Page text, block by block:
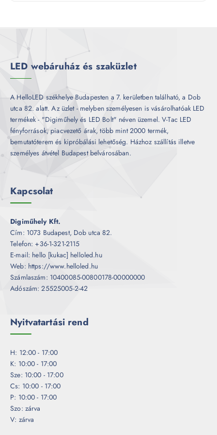
LED webáruház és szaküzlet
A HelloLED székhelye Budapesten a 7. kerületben található, a Dob
utca 82. alatt. Az üzlet - melyben személyesen is vásárolhatóak LED
termékek - "Digiműhely és LED Bolt" néven üzemel. V-Tac LED
fényforrások, piacvezető árak, több mint 2000 termék,
bemutatóterem és kipróbálási lehetőség. Házhoz szállítás illetve
személyes átvétel Budapest belvárosában.
Kapcsolat
Digiműhely Kft.
Cím: 1073 Budapest, Dob utca 82.
Telefon: +36-1-321-2115
E-mail: hello [kukac] helloled.hu
Web: https://www.helloled.hu
Számlaszám: 10400085-00800178-00000000
Adószám: 25525005-2-42
Nyitvatartási rend
H: 12:00 - 17:00
K: 10:00 - 17:00
Sze: 10:00 - 17:00
Cs: 10:00 - 17:00
P: 10:00 - 17:00
Szo: zárva
V: zárva